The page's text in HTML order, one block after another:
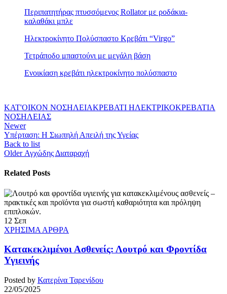
Περιπατητήρας πτυσσόμενος Rollator με ροδάκια-
καλαθάκι μπλε
Ηλεκτροκίνητο Πολύσπαστο Κρεβάτι “Virgo”
Τετράποδο μπαστούνι με μεγάλη βάση
Ενοικίαση κρεβάτι ηλεκτροκίνητο πολύσπαστο
ΚΑΤ'ΟΙΚΟΝ ΝΟΣΗΛΕΙΑΚΡΕΒΑΤΙ ΗΛΕΚΤΡΙΚΟΚΡΕΒΑΤΙΑ
ΝΟΣΗΛΕΙΑΣ
Newer
Υπέρταση: Η Σιωπηλή Απειλή της Υγείας
Back to list
Older Αγχώδης Διαταραχή
Related Posts
12 Σεπ
ΧΡΗΣΙΜΑ ΑΡΘΡΑ
Κατακεκλιμένοι Ασθενείς: Λουτρό και Φροντίδα
Υγιεινής
Posted by Κατερίνα Ταρενίδου
22/05/2025